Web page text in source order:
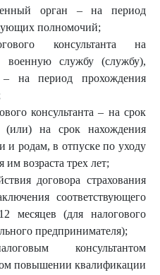
орган – на период
полномочий;
консультанта на
военную службу (службу),
– на период прохождения
консультанта – на срок
на срок нахождения
и родам, в отпуске по уходу
возраста трех лет;
договора страхования
соответствующего
месяцев (для налогового
предпринимателя);
консультантом
повышении квалификации